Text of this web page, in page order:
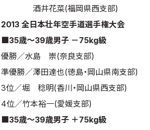
酒井花菜(福岡県西支部)
2013 全日本壮年空手道選手権大会
■35歳～39歳男子 －75kg級
優勝／水島 崇(奈良支部)
準優勝／澤田達也(徳島・岡山県南支部)
3位／堀 稔明(香川・岡山県西支部)
4位／竹本裕一(愛媛支部)
■35歳～39歳男子 ＋75kg級